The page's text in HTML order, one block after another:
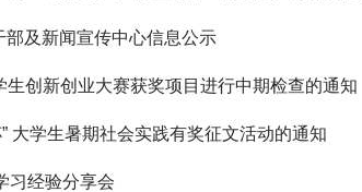
部及新闻宣传中心信息公示
生创新创业大赛获奖项目进行中期检查的通知
大学生暑期社会实践有奖征文活动的通知
习经验分享会